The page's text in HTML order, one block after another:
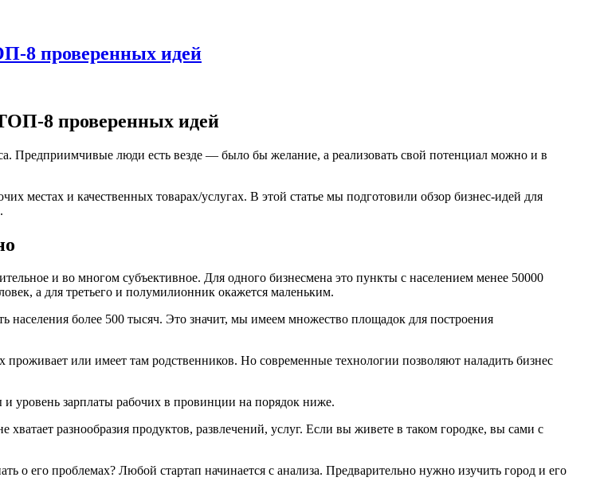
8 проверенных идей
8 проверенных идей
Предприимчивые люди есть везде — было бы желание, а реализовать свой потенциал можно и в
местах и качественных товарах/услугах. В этой статье мы подготовили обзор бизнес-идей для
и во многом субъективное. Для одного бизнесмена это пункты с населением менее 50000
а для третьего и полумилионник окажется маленьким.
более 500 тысяч. Это значит, мы имеем множество площадок для построения
или имеет там родственников. Но современные технологии позволяют наладить бизнес
уровень зарплаты рабочих в провинции на порядок ниже.
разнообразия продуктов, развлечений, услуг. Если вы живете в таком городке, вы сами с
о его проблемах? Любой стартап начинается с анализа. Предварительно нужно изучить город и его